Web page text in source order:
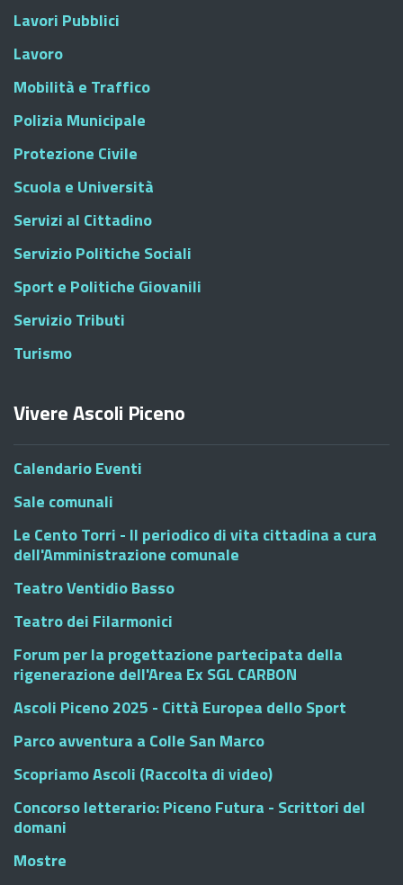
Lavori Pubblici
Lavoro
Mobilità e Traffico
Polizia Municipale
Protezione Civile
Scuola e Università
Servizi al Cittadino
Servizio Politiche Sociali
Sport e Politiche Giovanili
Servizio Tributi
Turismo
Vivere Ascoli Piceno
Calendario Eventi
Sale comunali
Le Cento Torri - Il periodico di vita cittadina a cura
dell'Amministrazione comunale
Teatro Ventidio Basso
Teatro dei Filarmonici
Forum per la progettazione partecipata della
rigenerazione dell'Area Ex SGL CARBON
Ascoli Piceno 2025 - Città Europea dello Sport
Parco avventura a Colle San Marco
Scopriamo Ascoli (Raccolta di video)
Concorso letterario: Piceno Futura - Scrittori del
domani
Mostre